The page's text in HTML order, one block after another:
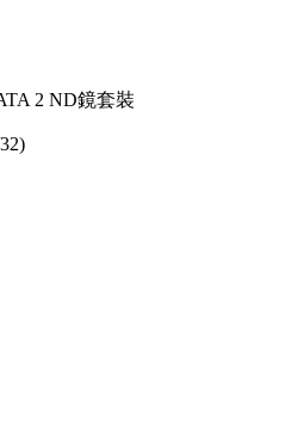
2 ND鏡套裝